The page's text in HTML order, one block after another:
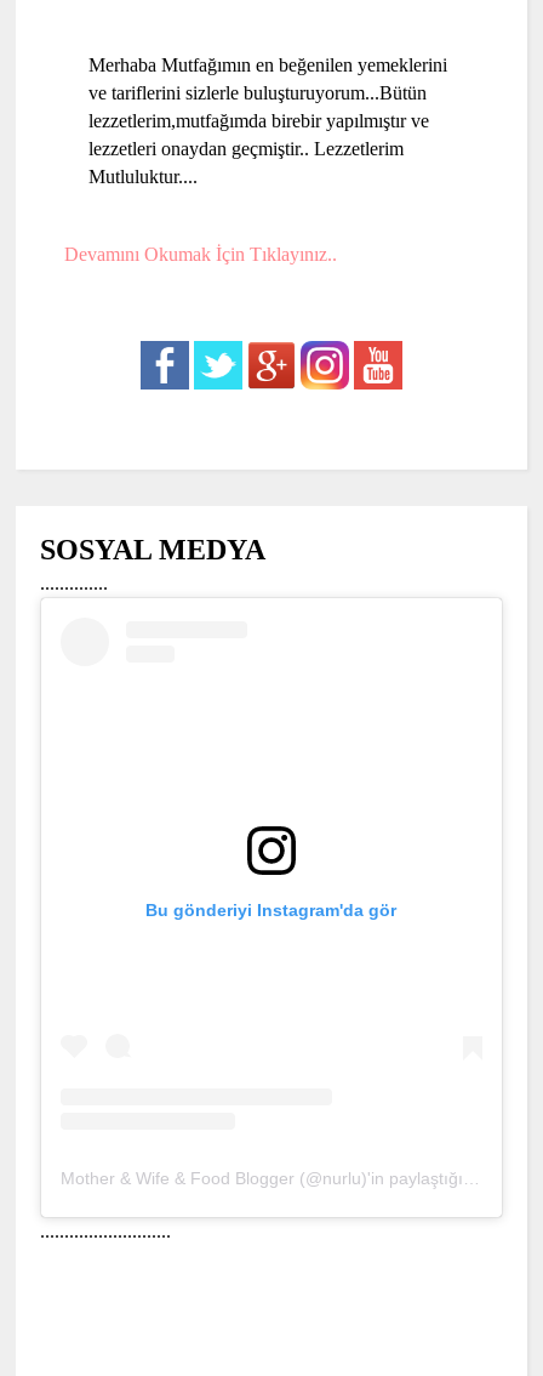
Merhaba Mutfağımın en beğenilen yemeklerini
ve tariflerini sizlerle buluşturuyorum...Bütün
lezzetlerim,mutfağımda birebir yapılmıştır ve
lezzetleri onaydan geçmiştir.. Lezzetlerim
Mutluluktur....
Devamını Okumak İçin Tıklayınız..
SOSYAL MEDYA
..............
Bu gönderiyi Instagram'da gör
...........................